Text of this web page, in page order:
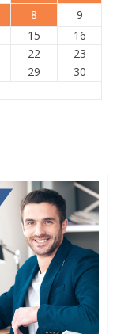
8
9
15
16
22
23
29
30